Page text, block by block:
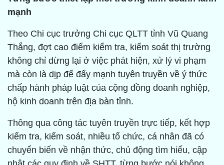
mạnh
Theo Chi cục trưởng Chi cục QLTT tỉnh Vũ Quang
Thắng, đợt cao điểm kiểm tra, kiểm soát thị trường
không chỉ dừng lại ở việc phát hiện, xử lý vi phạm
mà còn là dịp để đẩy mạnh tuyên truyền về ý thức
chấp hành pháp luật của cộng đồng doanh nghiệp,
hộ kinh doanh trên địa bàn tỉnh.
Thông qua công tác tuyên truyền trực tiếp, kết hợp
kiểm tra, kiểm soát, nhiều tổ chức, cá nhân đã có
chuyển biến về nhận thức, chủ động tìm hiểu, cập